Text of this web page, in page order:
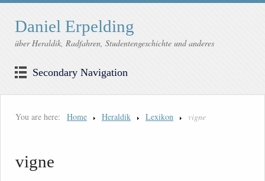
Daniel Erpelding
über Heraldik, Radfahren, Studentengeschichte und anderes
Secondary Navigation
You are here: Home Heraldik Lexikon vigne
vigne